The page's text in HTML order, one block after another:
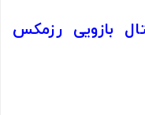
بازویی رزمکس